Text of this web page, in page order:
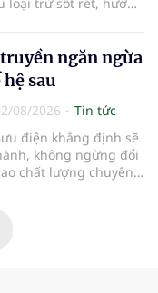
ngăn ngừa
sau
08/2026
Tin tức
điện khẳng định sẽ
không ngừng đổi
chất lượng chuyên
giúp ngày càng
vô sinh, hiếm muộn